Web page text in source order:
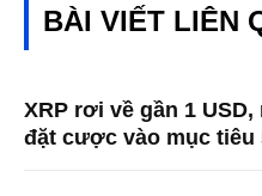
BÀI VIẾT LIÊN
XRP rơi về gần 1
đặt cược vào mục tiêu